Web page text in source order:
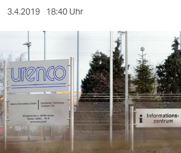
kultur
sport
berlin
nord
wahrheit
verlag
3.4.2019 18:40 Uhr